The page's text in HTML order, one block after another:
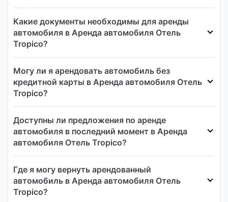
Какие документы необходимы для аренды
автомобиля в Аренда автомобиля Отель
Tropico?
Могу ли я арендовать автомобиль без
кредитной карты в Аренда автомобиля Отель
Tropico?
Доступны ли предложения по аренде
автомобиля в последний момент в Аренда
автомобиля Отель Tropico?
Где я могу вернуть арендованный
автомобиль в Аренда автомобиля Отель
Tropico?